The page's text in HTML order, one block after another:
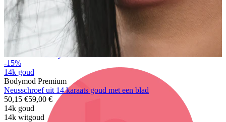
Bodymod Premium
-15%
14k goud
Bodymod Premium
Neusschroef uit 14 karaats goud met een blad
50,15 €59,00 €
14k goud
14k witgoud